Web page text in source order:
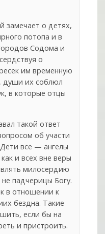
замечает о детях,
потопа и в
Содома и
о
им временную
души их соблюл
в которые отцы
такой ответ
об участи
все — ангелы
и всех вне веры
милосердию
падчерицы Богу.
в отношении к
бездна. Такие
если бы на
и пристроить.